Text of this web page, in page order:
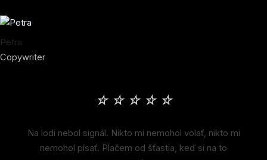
Petra
Copywriter
☆ ☆ ☆ ☆ ☆
Na lodi nebol signál. Nikto mi nemohol volať, nikto mi
nemohol písať. Plačem od šťastia, keď si na to